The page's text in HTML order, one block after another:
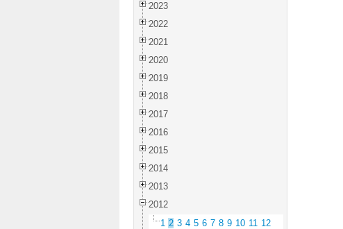
2023
2022
2021
2020
2019
2018
2017
2016
2015
2014
2013
2012
1 2 3 4 5 6 7 8 9 10 11 12